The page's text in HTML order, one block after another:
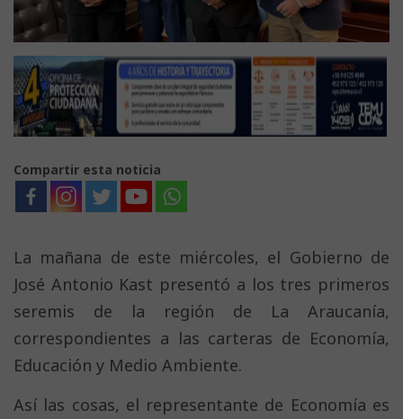
Compartir esta noticia
La mañana de este miércoles, el Gobierno de
José Antonio Kast presentó a los tres primeros
seremis de la región de La Araucanía,
correspondientes a las carteras de Economía,
Educación y Medio Ambiente.
Así las cosas, el representante de Economía es